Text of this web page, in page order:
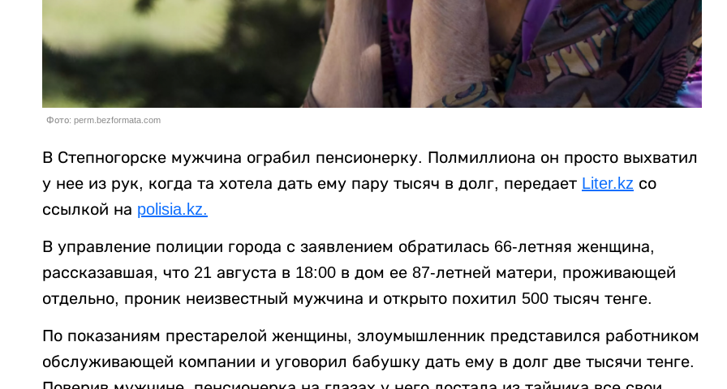
Фото: perm.bezformata.com
В Степногорске мужчина ограбил пенсионерку. Полмиллиона он просто выхватил
у нее из рук, когда та хотела дать ему пару тысяч в долг, передает Liter.kz со
ссылкой на polisia.kz.
В управление полиции города с заявлением обратилась 66-летняя женщина,
рассказавшая, что 21 августа в 18:00 в дом ее 87-летней матери, проживающей
отдельно, проник неизвестный мужчина и открыто похитил 500 тысяч тенге.
По показаниям престарелой женщины, злоумышленник представился работником
обслуживающей компании и уговорил бабушку дать ему в долг две тысячи тенге.